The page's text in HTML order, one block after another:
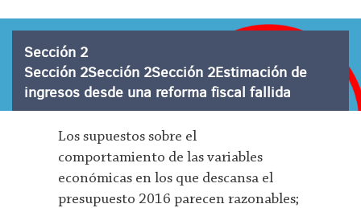
Sección 2
Sección 2Sección 2Sección 2Estimación de
ingresos desde una reforma fiscal fallida
Los supuestos sobre el
comportamiento de las variables
económicas en los que descansa el
presupuesto 2016 parecen razonables;